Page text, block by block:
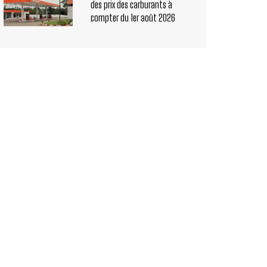
des prix des carburants à
compter du 1er août 2026